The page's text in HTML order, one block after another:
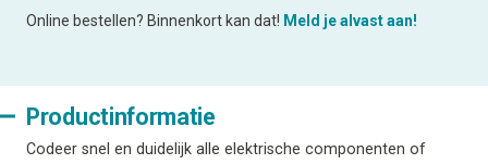
Online bestellen? Binnenkort kan dat! Meld je alvast aan!
Productinformatie
Codeer snel en duidelijk alle elektrische componenten of